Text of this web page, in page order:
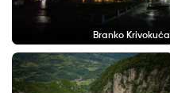
Branko Krivokuća